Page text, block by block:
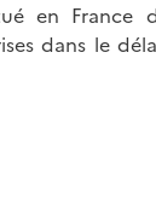
en
dans le